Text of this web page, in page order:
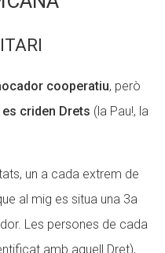
cooperatiu, però
es criden Drets (la Pau!, la
un a cada extrem de
al mig es situa una 3a
Les persones de cada
amb aquell Dret),